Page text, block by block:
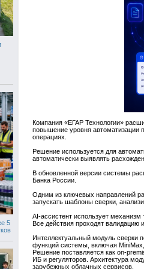
5
Компания «ЕГАР Технологии»
повышение уровня автоматизации
операциях.
Решение используется для
автоматически выявлять
В обновленной версии системы
Банка России.
Одним из ключевых направлений
запускать шаблоны сверки,
AI-ассистент использует
Все действия проходят валидацию
Интеллектуальный модуль сверки
функций системы, включая
Решение поставляется как on-
ИБ и регуляторов. Архитектура
зарубежных облачных сервисов.